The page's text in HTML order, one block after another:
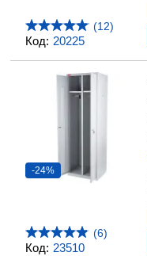
Код: 20225
(12)
Код: 23510
-24%
(6)